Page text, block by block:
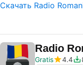
Скачать Radio
Radio
Gratis
4.4